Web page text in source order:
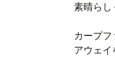
素晴らし
カープ
アウェイ